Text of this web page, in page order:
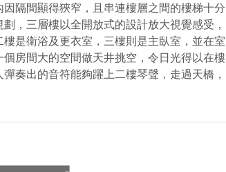
隔間顯得狹窄，且串連樓層之間的樓梯十分
，三層樓以全開放式的設計放大視覺感受，
是衛浴及更衣室，三樓則是主臥室，並在室
房間大的空間做天井挑空，令日光得以在樓
奏出的音符能夠躍上二樓琴聲，走過天橋，